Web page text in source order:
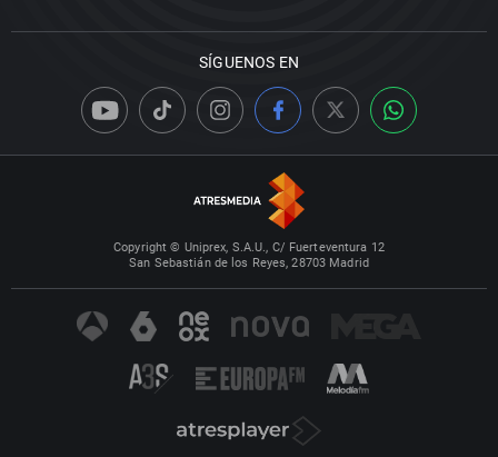
SÍGUENOS EN
Copyright © Uniprex, S.A.U., C/ Fuerteventura 12
San Sebastián de los Reyes, 28703 Madrid